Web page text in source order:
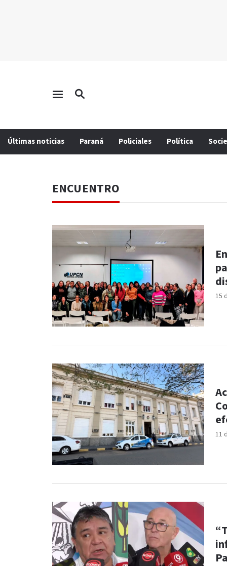
Últimas noticias Paraná Policiales Política
ENCUENTRO
15
11